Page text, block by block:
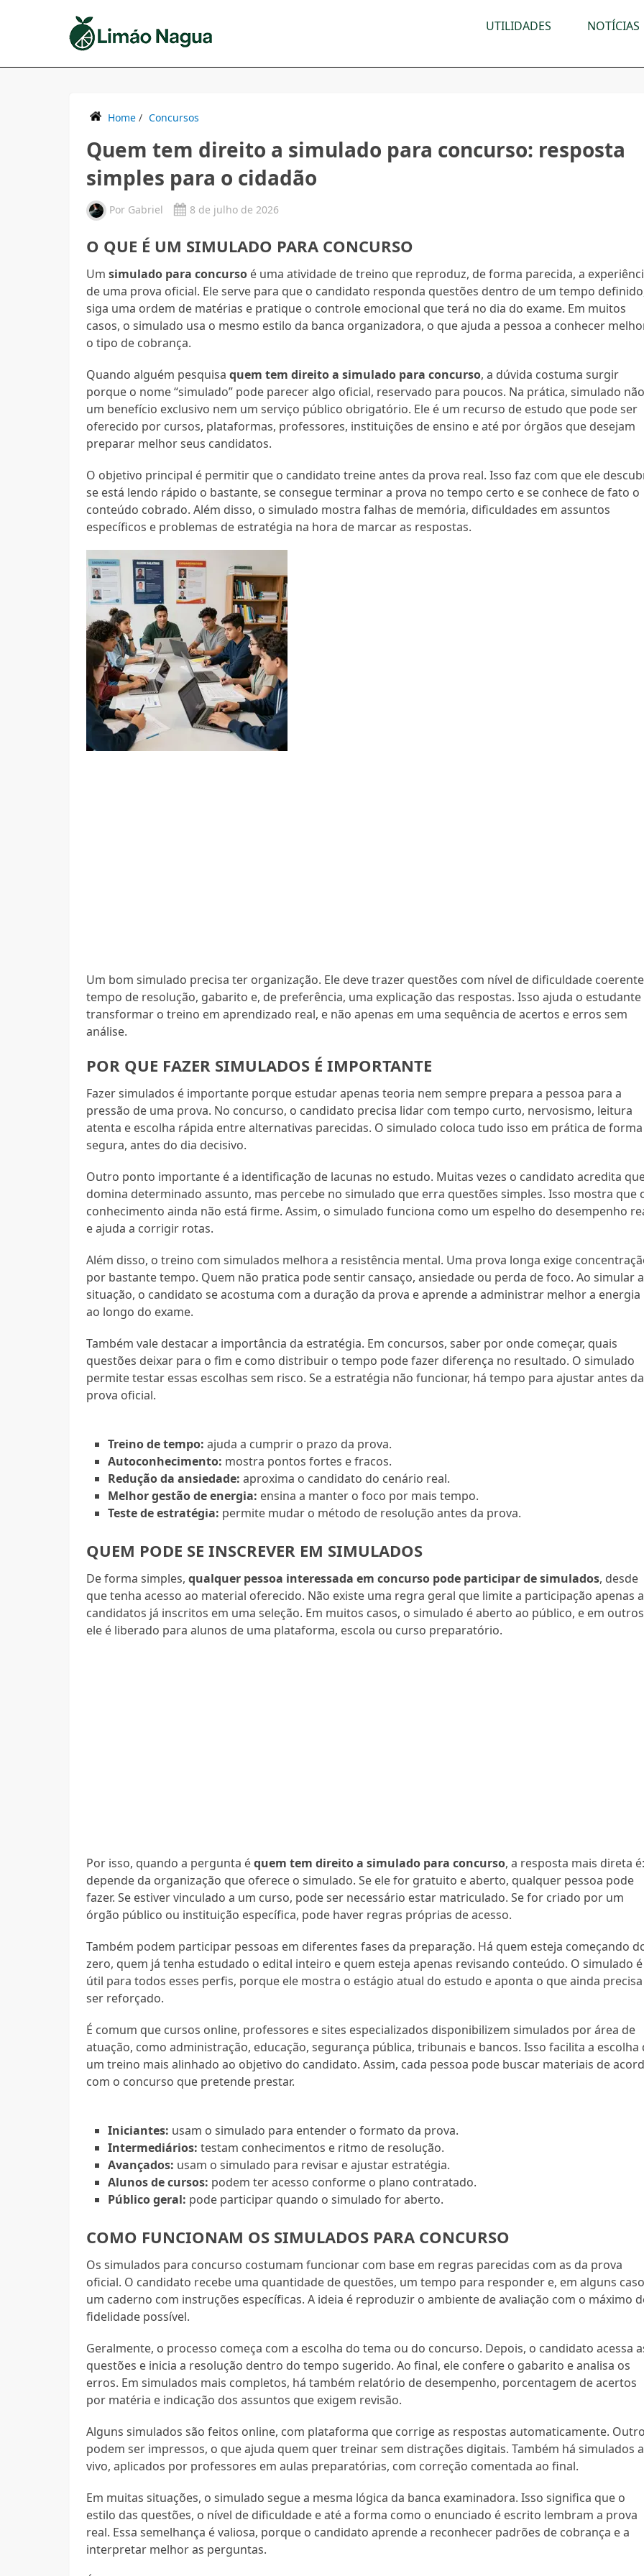
UTILIDADES NOTÍCIAS
Home / Concursos
Quem tem direito a simulado para concurso: resposta
simples para o cidadão
Por Gabriel 8 de julho de 2026
O QUE É UM SIMULADO PARA CONCURSO
Umsimulado para concurso é uma atividade de treino que reproduz, de forma parecida, a
de uma prova oficial. Ele serve para que o candidato responda questões dentro de um tempo
siga uma ordem de matérias e pratique o controle emocional que terá no dia do exame. Em muitos
casos, o simulado usa o mesmo estilo da banca organizadora, o que ajuda a pessoa a conhecer
o tipo de cobrança.
Quando alguém pesquisaquem tem direito a simulado para concurso, a dúvida costuma surgir
porque o nome “simulado” pode parecer algo oficial, reservado para poucos. Na prática, simulado
um benefício exclusivo nem um serviço público obrigatório. Ele é um recurso de estudo que pode ser
oferecido por cursos, plataformas, professores, instituições de ensino e até por órgãos que desejam
preparar melhor seus candidatos.
O objetivo principal é permitir que o candidato treine antes da prova real. Isso faz com que ele
se está lendo rápido o bastante, se consegue terminar a prova no tempo certo e se conhece de fato o
conteúdo cobrado. Além disso, o simulado mostra falhas de memória, dificuldades em assuntos
específicos e problemas de estratégia na hora de marcar as respostas.
Um bom simulado precisa ter organização. Ele deve trazer questões com nível de dificuldade
tempo de resolução, gabarito e, de preferência, uma explicação das respostas. Isso ajuda o estudante
transformar o treino em aprendizado real, e não apenas em uma sequência de acertos e erros sem
análise.
POR QUE FAZER SIMULADOS É IMPORTANTE
Fazer simulados é importante porque estudar apenas teoria nem sempre prepara a pessoa para a
pressão de uma prova. No concurso, o candidato precisa lidar com tempo curto, nervosismo, leitura
atenta e escolha rápida entre alternativas parecidas. O simulado coloca tudo isso em prática de forma
segura, antes do dia decisivo.
Outro ponto importante é a identificação de lacunas no estudo. Muitas vezes o candidato acredita
domina determinado assunto, mas percebe no simulado que erra questões simples. Isso mostra que
conhecimento ainda não está firme. Assim, o simulado funciona como um espelho do desempenho
e ajuda a corrigir rotas.
Além disso, o treino com simulados melhora a resistência mental. Uma prova longa exige
por bastante tempo. Quem não pratica pode sentir cansaço, ansiedade ou perda de foco. Ao simular a
situação, o candidato se acostuma com a duração da prova e aprende a administrar melhor a energia
ao longo do exame.
Também vale destacar a importância da estratégia. Em concursos, saber por onde começar, quais
questões deixar para o fim e como distribuir o tempo pode fazer diferença no resultado. O simulado
permite testar essas escolhas sem risco. Se a estratégia não funcionar, há tempo para ajustar antes da
prova oficial.
Treino de tempo: ajuda a cumprir o prazo da prova.
Autoconhecimento: mostra pontos fortes e fracos.
Redução da ansiedade: aproxima o candidato do cenário real.
Melhor gestão de energia: ensina a manter o foco por mais tempo.
Teste de estratégia: permite mudar o método de resolução antes da prova.
QUEM PODE SE INSCREVER EM SIMULADOS
De forma simples,qualquer pessoa interessada em concurso pode participar de simulados, desde
que tenha acesso ao material oferecido. Não existe uma regra geral que limite a participação apenas a
candidatos já inscritos em uma seleção. Em muitos casos, o simulado é aberto ao público, e em outros
ele é liberado para alunos de uma plataforma, escola ou curso preparatório.
Por isso, quando a pergunta équem tem direito a simulado para concurso, a resposta mais direta
depende da organização que oferece o simulado. Se ele for gratuito e aberto, qualquer pessoa pode
fazer. Se estiver vinculado a um curso, pode ser necessário estar matriculado. Se for criado por um
órgão público ou instituição específica, pode haver regras próprias de acesso.
Também podem participar pessoas em diferentes fases da preparação. Há quem esteja começando
zero, quem já tenha estudado o edital inteiro e quem esteja apenas revisando conteúdo. O simulado é
útil para todos esses perfis, porque ele mostra o estágio atual do estudo e aponta o que ainda precisa
ser reforçado.
É comum que cursos online, professores e sites especializados disponibilizem simulados por área de
atuação, como administração, educação, segurança pública, tribunais e bancos. Isso facilita a escolha
um treino mais alinhado ao objetivo do candidato. Assim, cada pessoa pode buscar materiais de
com o concurso que pretende prestar.
Iniciantes: usam o simulado para entender o formato da prova.
Intermediários: testam conhecimentos e ritmo de resolução.
Avançados: usam o simulado para revisar e ajustar estratégia.
Alunos de cursos: podem ter acesso conforme o plano contratado.
Público geral: pode participar quando o simulado for aberto.
COMO FUNCIONAM OS SIMULADOS PARA CONCURSO
Os simulados para concurso costumam funcionar com base em regras parecidas com as da prova
oficial. O candidato recebe uma quantidade de questões, um tempo para responder e, em alguns
um caderno com instruções específicas. A ideia é reproduzir o ambiente de avaliação com o máximo
fidelidade possível.
Geralmente, o processo começa com a escolha do tema ou do concurso. Depois, o candidato acessa
questões e inicia a resolução dentro do tempo sugerido. Ao final, ele confere o gabarito e analisa os
erros. Em simulados mais completos, há também relatório de desempenho, porcentagem de acertos
por matéria e indicação dos assuntos que exigem revisão.
Alguns simulados são feitos online, com plataforma que corrige as respostas automaticamente.
podem ser impressos, o que ajuda quem quer treinar sem distrações digitais. Também há simulados
vivo, aplicados por professores em aulas preparatórias, com correção comentada ao final.
Em muitas situações, o simulado segue a mesma lógica da banca examinadora. Isso significa que o
estilo das questões, o nível de dificuldade e até a forma como o enunciado é escrito lembram a prova
real. Essa semelhança é valiosa, porque o candidato aprende a reconhecer padrões de cobrança e a
interpretar melhor as perguntas.